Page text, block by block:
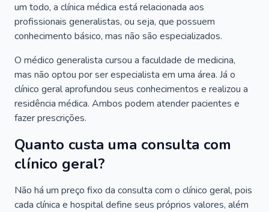
um todo, a clínica médica está relacionada aos
profissionais generalistas, ou seja, que possuem
conhecimento básico, mas não são especializados.
O médico generalista cursou a faculdade de medicina,
mas não optou por ser especialista em uma área. Já o
clínico geral aprofundou seus conhecimentos e realizou a
residência médica. Ambos podem atender pacientes e
fazer prescrições.
Quanto custa uma consulta com
clínico geral?
Não há um preço fixo da consulta com o clínico geral, pois
cada clínica e hospital define seus próprios valores, além